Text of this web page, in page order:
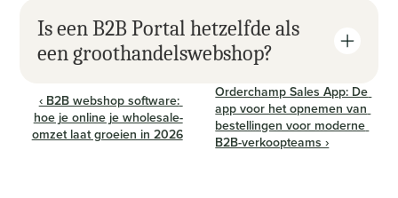
Is een B2B Portal hetzelfde als
een groothandelswebshop?
‹ B2B webshop software:
hoe je online je wholesale-
omzet laat groeien in 2026
Orderchamp Sales App: De
app voor het opnemen van
bestellingen voor moderne
B2B-verkoopteams ›